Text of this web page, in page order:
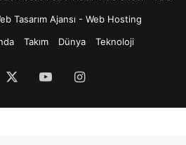
Tasarım Ajansı - Web Hosting
Takım Dünya Teknoloji
YouTubeInstagram